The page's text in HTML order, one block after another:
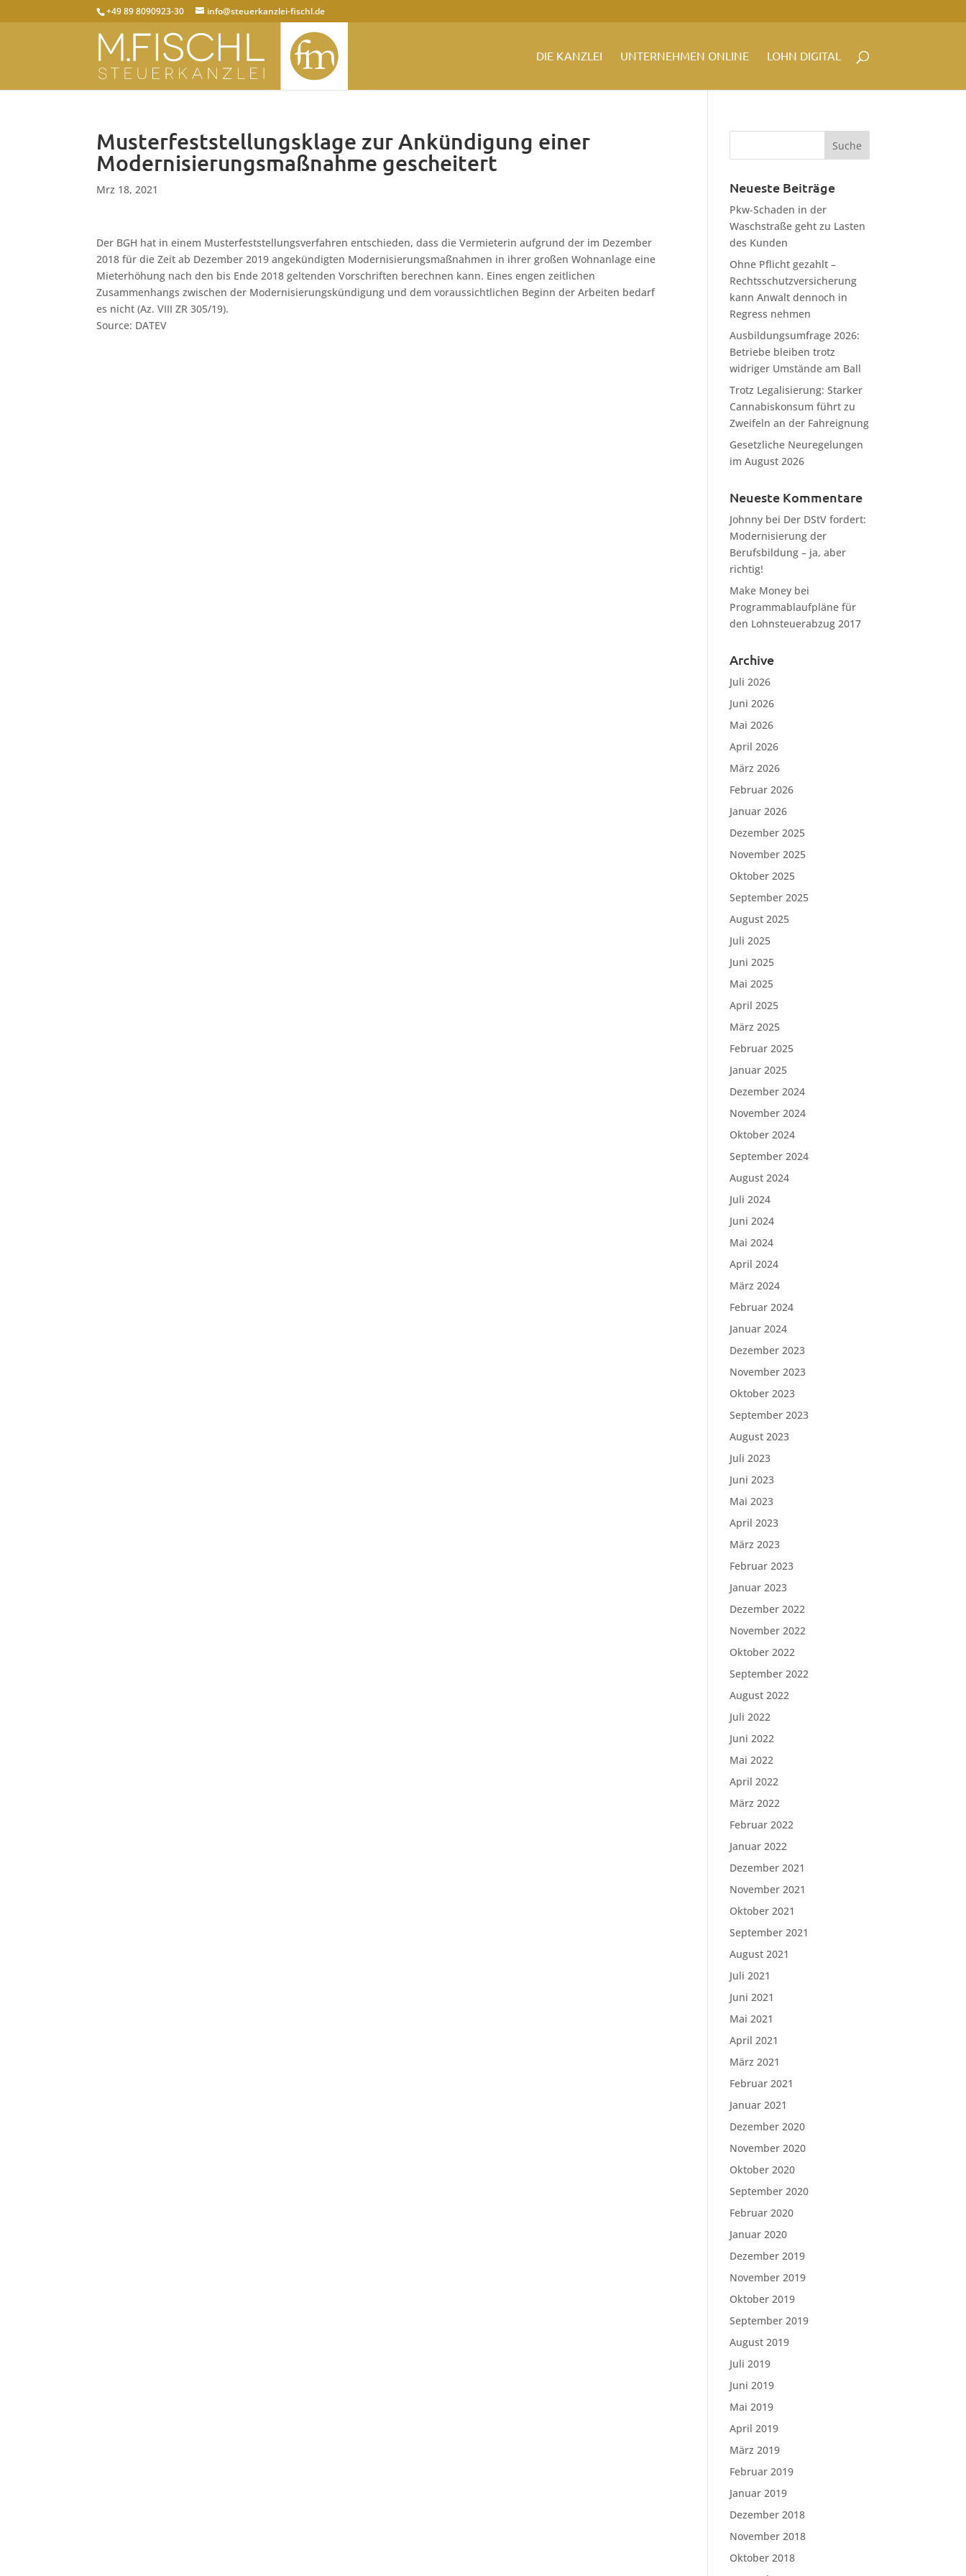
+49 89 8090923-30 info@steuerkanzlei-fischl.de
DIE KANZLEI UNTERNEHMEN ONLINE LOHN DIGITAL
Musterfeststellungsklage zur Ankündigung einer
Modernisierungsmaßnahme gescheitert
Mrz 18, 2021
Der BGH hat in einem Musterfeststellungsverfahren entschieden, dass die Vermieterin aufgrund der im Dezember
2018 für die Zeit ab Dezember 2019 angekündigten Modernisierungsmaßnahmen in ihrer großen Wohnanlage eine
Mieterhöhung nach den bis Ende 2018 geltenden Vorschriften berechnen kann. Eines engen zeitlichen
Zusammenhangs zwischen der Modernisierungskündigung und dem voraussichtlichen Beginn der Arbeiten bedarf
es nicht (Az. VIII ZR 305/19).
Source: DATEV
Neueste Beiträge
Pkw-Schaden in der
Waschstraße geht zu Lasten
des Kunden
Ohne Pflicht gezahlt –
Rechtsschutzversicherung
kann Anwalt dennoch in
Regress nehmen
Ausbildungsumfrage 2026:
Betriebe bleiben trotz
widriger Umstände am Ball
Trotz Legalisierung: Starker
Cannabiskonsum führt zu
Zweifeln an der Fahreignung
Gesetzliche Neuregelungen
im August 2026
Neueste Kommentare
Johnny bei Der DStV fordert:
Modernisierung der
Berufsbildung – ja, aber
richtig!
Make Money bei
Programmablaufpläne für
den Lohnsteuerabzug 2017
Archive
Juli 2026
Juni 2026
Mai 2026
April 2026
März 2026
Februar 2026
Januar 2026
Dezember 2025
November 2025
Oktober 2025
September 2025
August 2025
Juli 2025
Juni 2025
Mai 2025
April 2025
März 2025
Februar 2025
Januar 2025
Dezember 2024
November 2024
Oktober 2024
September 2024
August 2024
Juli 2024
Juni 2024
Mai 2024
April 2024
März 2024
Februar 2024
Januar 2024
Dezember 2023
November 2023
Oktober 2023
September 2023
August 2023
Juli 2023
Juni 2023
Mai 2023
April 2023
März 2023
Februar 2023
Januar 2023
Dezember 2022
November 2022
Oktober 2022
September 2022
August 2022
Juli 2022
Juni 2022
Mai 2022
April 2022
März 2022
Februar 2022
Januar 2022
Dezember 2021
November 2021
Oktober 2021
September 2021
August 2021
Juli 2021
Juni 2021
Mai 2021
April 2021
März 2021
Februar 2021
Januar 2021
Dezember 2020
November 2020
Oktober 2020
September 2020
Februar 2020
Januar 2020
Dezember 2019
November 2019
Oktober 2019
September 2019
August 2019
Juli 2019
Juni 2019
Mai 2019
April 2019
März 2019
Februar 2019
Januar 2019
Dezember 2018
November 2018
Oktober 2018